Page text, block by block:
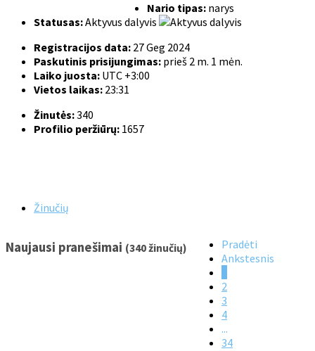
Nario tipas: narys
Statusas:Aktyvus dalyvis
Registracijos data: 27 Geg 2024
Paskutinis prisijungimas: prieš 2 m. 1 mėn.
Laiko juosta: UTC +3:00
Vietos laikas: 23:31
Žinutės:340
Profilio peržiūrų: 1657
Žinučių
Naujausi pranešimai (340 žinučių)
Pradėti
Ankstesnis
2
3
4
...
34